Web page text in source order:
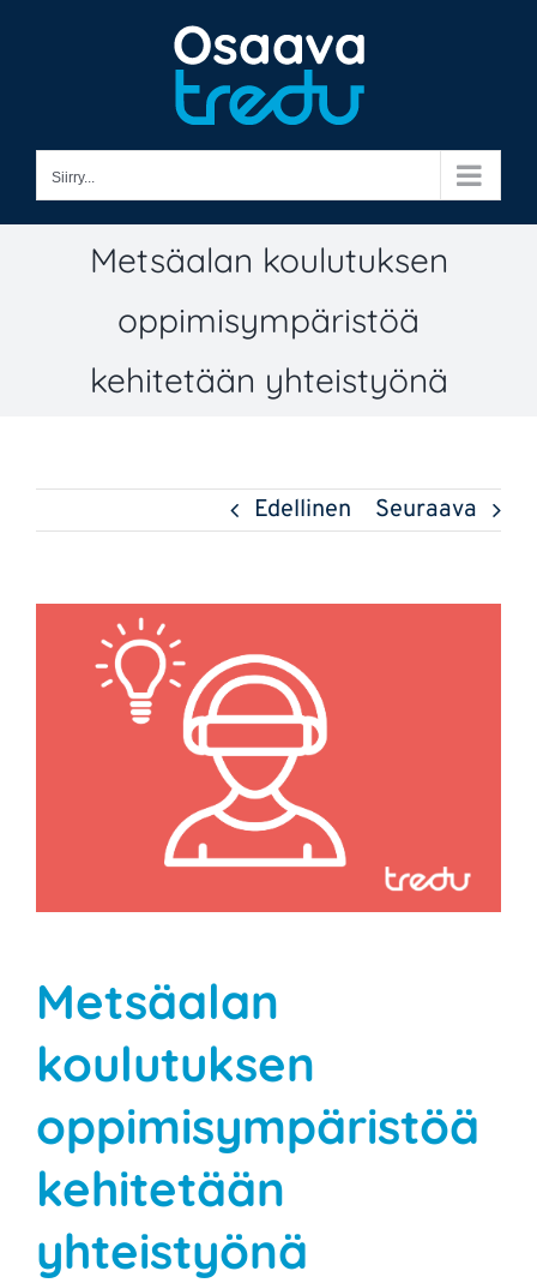
Siirry...
Metsäalan koulutuksen
oppimisympäristöä
kehitetään yhteistyönä
Edellinen Seuraava
kuvaa
isompana
Metsäalan
koulutuksen
oppimisympäristöä
kehitetään
yhteistyönä